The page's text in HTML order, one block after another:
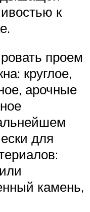
к
проем
круглое,
арочные
для
камень,